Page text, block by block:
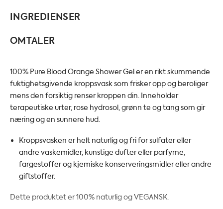
INGREDIENSER
OMTALER
100% Pure Blood Orange Shower Gel er en rikt skummende
fuktighetsgivende kroppsvask som frisker opp og beroliger
mens den forsiktig renser kroppen din. Inneholder
terapeutiske urter, rose hydrosol, grønn te og tang som gir
næring og en sunnere hud.
Kroppsvasken er helt naturlig og fri for sulfater eller
andre vaskemidler, kunstige dufter eller parfyme,
fargestoffer og kjemiske konserveringsmidler eller andre
giftstoffer.
Dette produktet er 100% naturlig og VEGANSK.